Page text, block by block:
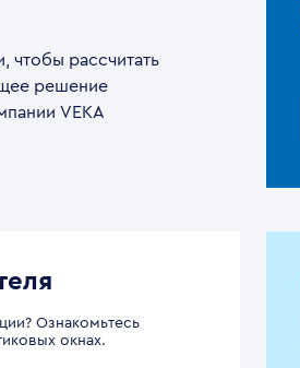
чтобы рассчитать
решение
VEKA
Ознакомьтесь
окнах.